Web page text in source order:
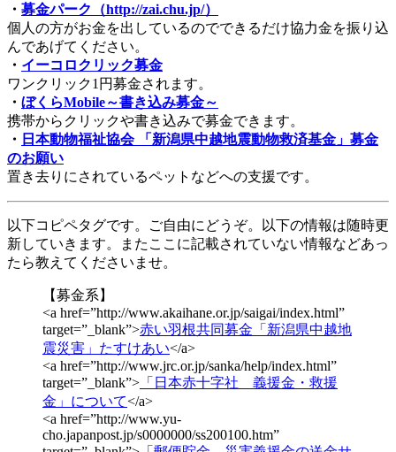
係
へ
・ 募金パーク（http://zai.chu.jp/）
個人の方がお金を出しているのでできるだけ協力金を振り込
んであげてください。
・ イーコロクリック募金
ワンクリック1円募金されます。
・ ぼくらMobile～書き込み募金～
携帯からクリックや書き込みで募金できます。
・ 日本動物福祉協会 「新潟県中越地震動物救済基金」募金
のお願い
置き去りにされているペットなどへの支援です。
以下コピペタグです。ご自由にどうぞ。以下の情報は随時更
新していきます。またここに記載されていない情報などあっ
たら教えてくださいませ。
【募金系】
<a href=”http://www.akaihane.or.jp/saigai/index.html”
target=”_blank”>赤い羽根共同募金「新潟県中越地
震災害」たすけあい</a>
<a href=”http://www.jrc.or.jp/sanka/help/index.html”
target=”_blank”> 「日本赤十字社 義援金・救援
金」について</a>
<a href=”http://www.yu-
cho.japanpost.jp/s0000000/ss200100.htm”